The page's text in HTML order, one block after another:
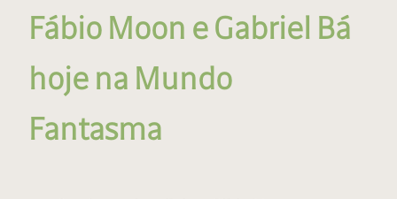
Fábio Moon e Gabriel Bá
hoje na Mundo
Fantasma